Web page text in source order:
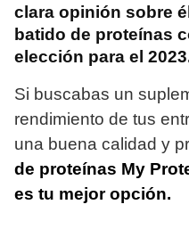
clara opinión sobre
batido de proteínas
elección para el
Si buscabas un
rendimiento de tus
una buena calidad y
de proteínas My
es tu mejor opción.